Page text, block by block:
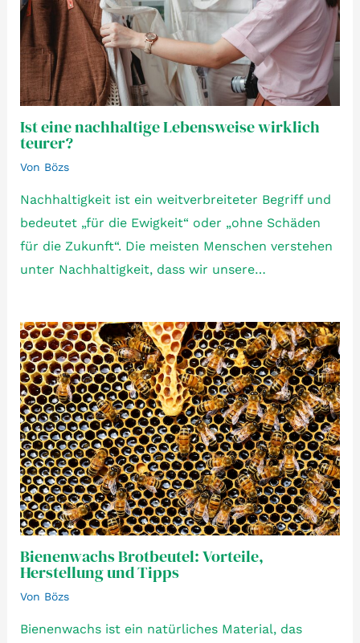
Ist eine nachhaltige Lebensweise wirklich
teurer?
Von Bözs
Nachhaltigkeit ist ein weitverbreiteter Begriff und
bedeutet „für die Ewigkeit“ oder „ohne Schäden
für die Zukunft“. Die meisten Menschen verstehen
unter Nachhaltigkeit, dass wir unsere…
Bienenwachs Brotbeutel: Vorteile,
Herstellung und Tipps
Von Bözs
Bienenwachs ist ein natürliches Material, das